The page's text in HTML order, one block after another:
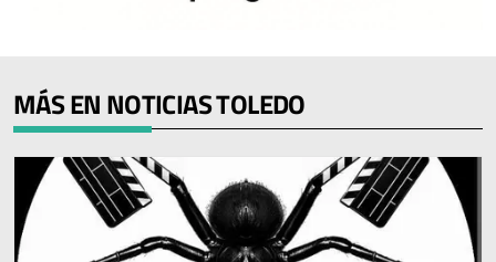
MÁS EN NOTICIAS TOLEDO